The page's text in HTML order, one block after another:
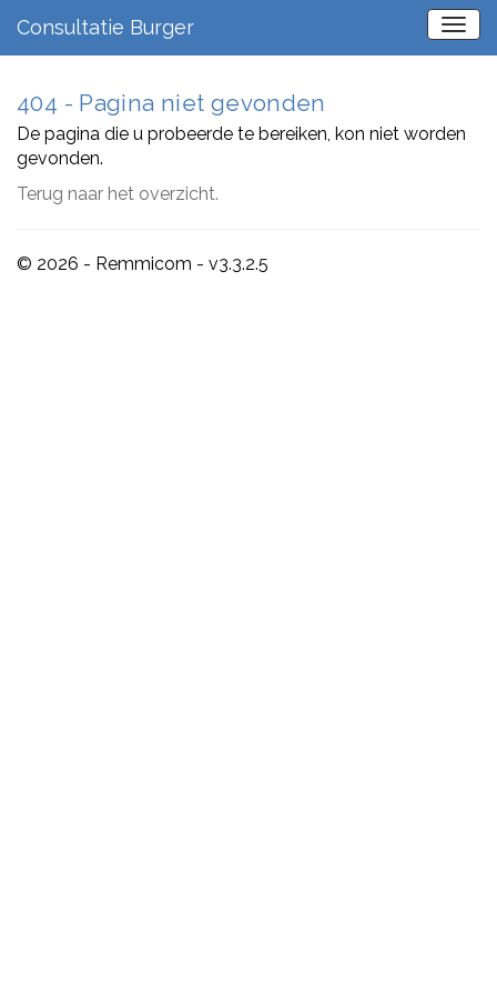
Consultatie Burger
404 - Pagina niet gevonden
De pagina die u probeerde te bereiken, kon niet worden
gevonden.
Terug naar het overzicht.
© 2026 - Remmicom - v3.3.2.5